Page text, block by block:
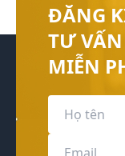
ĐĂNG
TƯ
MIỄN